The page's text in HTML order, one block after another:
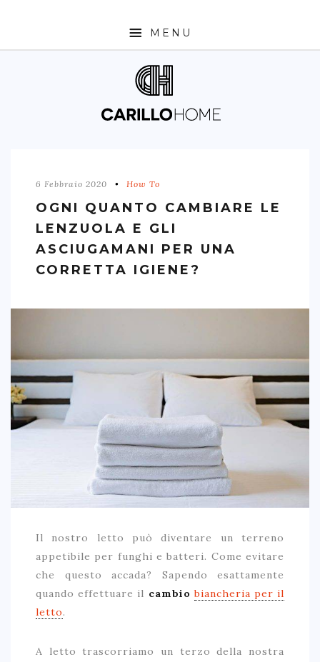
MENU
INTERIOR DESIGN TRENDS
NEWS6 Febbraio 2020 How To
OGNI QUANTO CAMBIARE LE
LENZUOLA E GLI
ASCIUGAMANI PER UNA
CORRETTA IGIENE?
Il nostro letto può diventare un terreno
appetibile per funghi e batteri. Come evitare
che questo accada? Sapendo esattamente
quando effettuare il cambiobiancheria per il
letto.
A letto trascorriamo un terzo della nostra